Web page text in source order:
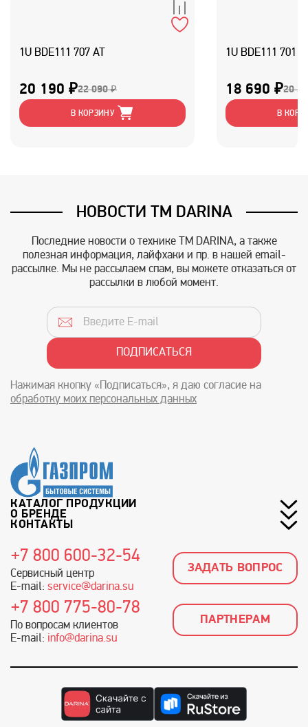
1U BDE111 707 AT
20 190 ₽22 090 ₽
В КОРЗИНУ
1U BDE111 701
18 690 ₽20
В
НОВОСТИ TM DARINA
Последние новости о технике TM DARINA, а также
полезная информация, лайфхаки и пр. в нашей email-
рассылке. Мы не рассылаем спам, вы можете отказаться от
рассылки в любой момент.
Нажимая кнопку «Подписаться», я даю согласие на
обработку моих персональных данных
КАТАЛОГ ПРОДУКЦИИ
О БРЕНДЕ
КОНТАКТЫ
+7 800 600-32-54
Сервисный центр
E-mail: service@darina.su
ЗАДАТЬ ВОПРОС
+7 800 775-80-78
По вопросам клиентов
E-mail: info@darina.su
ПАРТНЕРАМ